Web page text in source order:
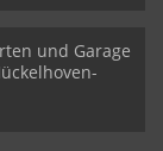
und Garage